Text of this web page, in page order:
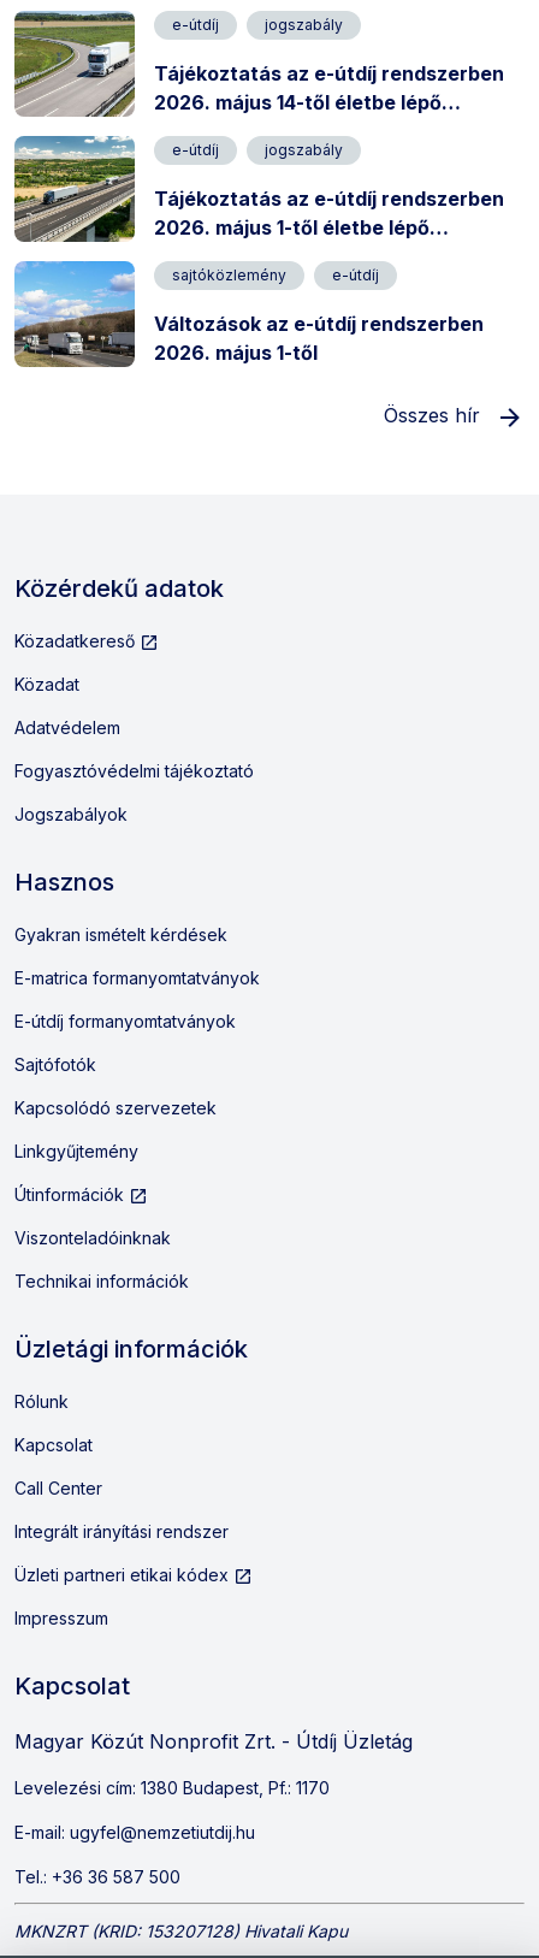
Tájékoztatás az e-útdíj rendszerben
2026. május 14-től életbe lépő
változásokról
e-útdíj jogszabály
Tájékoztatás az e-útdíj rendszerben
2026. május 1-től életbe lépő
változásokról
e-útdíj jogszabály
Változások az e-útdíj rendszerben
2026. május 1-től
sajtóközlemény e-útdíj
Összes hír
Közérdekű adatok
Közadatkereső
Közadat
Adatvédelem
Fogyasztóvédelmi tájékoztató
Jogszabályok
Hasznos
Gyakran ismételt kérdések
E-matrica formanyomtatványok
E-útdíj formanyomtatványok
Sajtófotók
Kapcsolódó szervezetek
Linkgyűjtemény
Útinformációk
Viszonteladóinknak
Technikai információk
Üzletági információk
Rólunk
Kapcsolat
Call Center
Integrált irányítási rendszer
Üzleti partneri etikai kódex
Impresszum
Kapcsolat
Magyar Közút Nonprofit Zrt. - Útdíj Üzletág
Levelezési cím: 1380 Budapest, Pf.: 1170
E-mail: ugyfel@nemzetiutdij.hu
Tel.: +36 36 587 500
MKNZRT (KRID: 153207128) Hivatali Kapu